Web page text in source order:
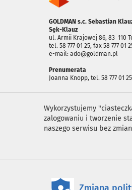
GOLDMAN s.c. Sebastian
Sęk-Klauz
ul. Armii Krajowej 86, 83 ­ 110
tel. 58 777 01 25, fax 58 777 01
e-mail: ado@goldman.pl
Prenumerata
Joanna Knopp, tel. 58 777 01
Wykorzystujemy
zalogowaniu i tworzenie
naszego serwisu bez